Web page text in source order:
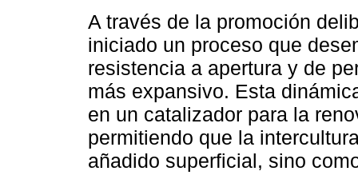
A través de la promoción
iniciado un proceso que
resistencia a apertura y de
más expansivo. Esta
en un catalizador para la
permitiendo que la
añadido superficial, sino